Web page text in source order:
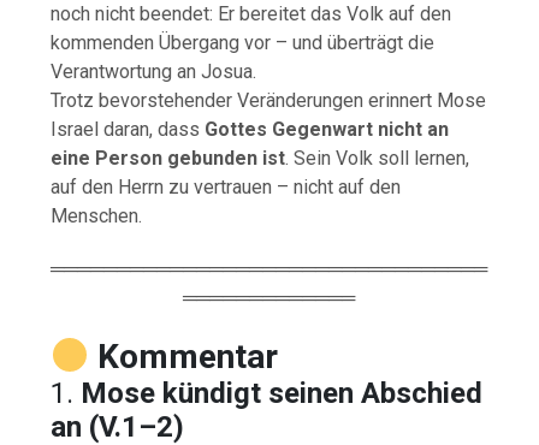
noch nicht beendet: Er bereitet das Volk auf den
kommenden Übergang vor – und überträgt die
Verantwortung an Josua.
Trotz bevorstehender Veränderungen erinnert Mose
Israel daran, dass Gottes Gegenwart nicht an
eine Person gebunden ist. Sein Volk soll lernen,
auf den Herrn zu vertrauen – nicht auf den
Menschen.
═════════════════════════════════
═════════════
Kommentar
1. Mose kündigt seinen Abschied
an (V.1–2)